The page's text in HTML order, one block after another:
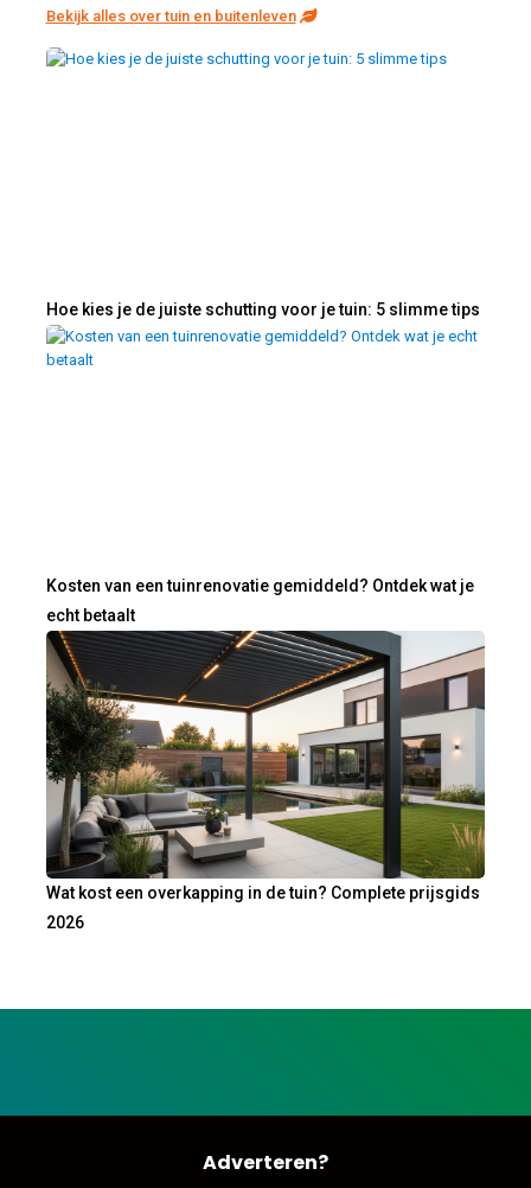
Bekijk alles over tuin en buitenleven
Hoe kies je de juiste schutting voor je tuin: 5 slimme tips
Kosten van een tuinrenovatie gemiddeld? Ontdek wat je
echt betaalt
Wat kost een overkapping in de tuin? Complete prijsgids
2026
Adverteren?